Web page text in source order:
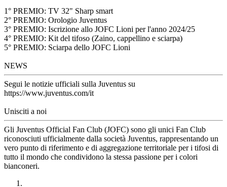
1° PREMIO: TV 32" Sharp smart
2° PREMIO: Orologio Juventus
3° PREMIO: Iscrizione allo JOFC Lioni per l'anno 2024/25
4° PREMIO: Kit del tifoso (Zaino, cappellino e sciarpa)
5° PREMIO: Sciarpa dello JOFC Lioni
NEWS
Segui le notizie ufficiali sulla Juventus su
https://www.juventus.com/it
Unisciti a noi
Gli Juventus Official Fan Club (JOFC) sono gli unici Fan Club
riconosciuti ufficialmente dalla società Juventus, rappresentando un
vero punto di riferimento e di aggregazione territoriale per i tifosi di
tutto il mondo che condividono la stessa passione per i colori
bianconeri.